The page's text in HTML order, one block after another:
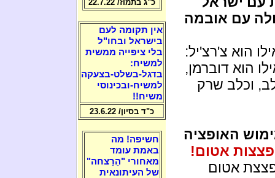
עם אובמה
הוא צ'רצ'יל:
הוא דוברמן,
וכלב שרק
האופציה
אטום!
אטום
כ"ג בתמוז/ 22.7.22
אין תקומה לעם
בישראל ובחו"ל
בלי ציפייה ממשית
למשיח:
בדגל-בשלט-בצעקה
למשיח-ובכינוסי
משיח!!
כ"ד בסיון/ 23.6.22
חשיפה! מה
באמת עומד
מאחורי "הֵרַצחה"
של העיתונאית